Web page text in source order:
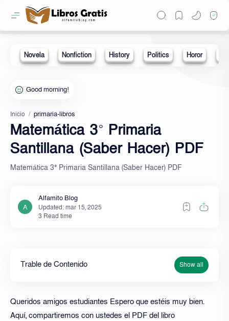
Inicio primaria-libros
Matemática 3° Primaria
Santillana (Saber Hacer) PDF
Matemática 3° Primaria Santillana (Saber Hacer) PDF
3 Read time
Trable de Contenido
Queridos amigos estudiantes Espero que estéis muy bien.
Aquí, compartiremos con ustedes el PDF del libro